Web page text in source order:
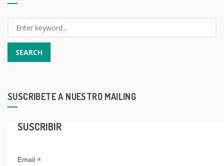
SUSCRIBETE A NUESTRO MAILING
SUSCRIBIR
Email *